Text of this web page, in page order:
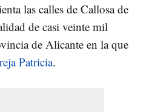
las calles de Callosa de
de casi veinte mil
de Alicante en la que
Patricia.